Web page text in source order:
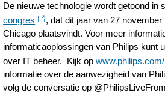
De nieuwe technologie wordt getoond in
congres
, dat dit jaar van 27
Chicago plaatsvindt. Voor meer
informaticaoplossingen van Philips kunt
over IT beheer. Kijk op
informatie over de aanwezigheid van
volg de conversatie op